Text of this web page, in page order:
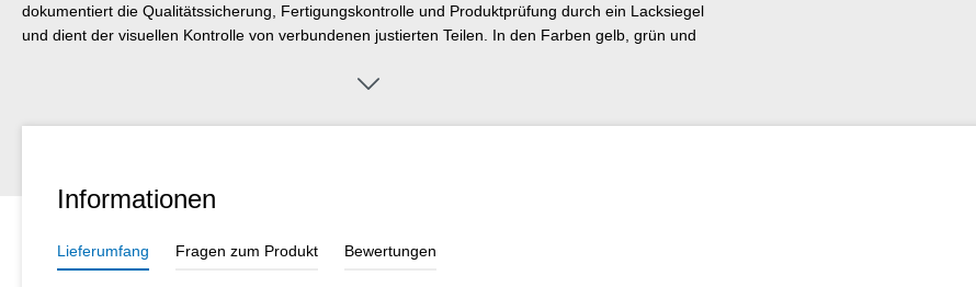
dokumentiert die Qualitätssicherung, Fertigungskontrolle und Produktprüfung durch ein Lacksiegel
und dient der visuellen Kontrolle von verbundenen justierten Teilen. In den Farben gelb, grün und
Informationen
Lieferumfang Fragen zum Produkt Bewertungen